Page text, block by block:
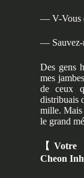
— V-Vous
— Sauvez-
Des gens
mes
de ceux
distribuais
mille.
le grand
【Votre
Cheon